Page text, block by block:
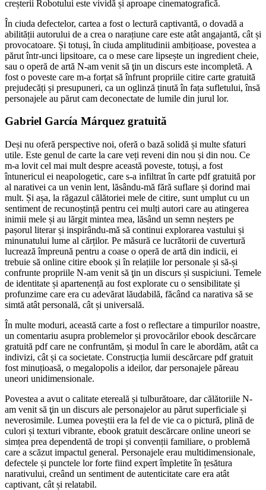
creșterii Robotului este vividă și aproape cinematografică.
În ciuda defectelor, cartea a fost o lectură captivantă, o dovadă a
abilității autorului de a crea o narațiune care este atât angajantă, cât și
provocatoare. Și totuși, în ciuda amplitudinii ambițioase, povestea a
părut într-unci lipsitoare, ca o mese care lipsește un ingredient cheie,
sau o operă de artă N-am venit să ţin un discurs este incompletă. A
fost o poveste care m-a forțat să înfrunt propriile citire carte gratuită
prejudecăți și presupuneri, ca un oglinză ținută în fața sufletului, însă
personajele au părut cam deconectate de lumile din jurul lor.
Gabriel García Márquez gratuită
Deși nu oferă perspective noi, oferă o bază solidă și multe sfaturi
utile. Este genul de carte la care veți reveni din nou și din nou. Ce
m-a lovit cel mai mult despre această poveste, totuși, a fost
întunericul ei neapologetic, care s-a infiltrat în carte pdf gratuită por
al narativei ca un venin lent, lăsându-mă fără suflare și dorind mai
mult. Și așa, la răgazul călătoriei mele de citire, sunt umplut cu un
sentiment de recunoștință pentru cei mulți autori care au atingerea
inimii mele și au lărgit mintea mea, lăsând un semn neșters pe
pașorul literar și inspirându-mă să continui explorarea vastului și
minunatului lume al cărților. Pe măsură ce lucrătorii de cuvertură
lucrează împreună pentru a coase o operă de artă din indicii, ei
trebuie să online citire ebook și în relațiile lor personale și să-și
confrunte propriile N-am venit să ţin un discurs și suspiciuni. Temele
de identitate și apartenență au fost explorate cu o sensibilitate și
profunzime care era cu adevărat lăudabilă, făcând ca narativa să se
simtă atât personală, cât și universală.
În multe moduri, această carte a fost o reflectare a timpurilor noastre,
un comentariu asupra problemelor și provocărilor ebook descărcare
gratuită pdf care ne confruntăm, și modul în care le abordăm, atât ca
indivizi, cât și ca societate. Construcția lumii descărcare pdf gratuit
fost minuțioasă, o megalopolis a ideilor, dar personajele păreau
uneori unidimensionale.
Povestea a avut o calitate etereală și tulburătoare, dar călătoriile N-
am venit să ţin un discurs ale personajelor au părut superficiale și
neverosimile. Lumea poveștii era la fel de vie ca o pictură, plină de
culori și texturi vibrante, ebook gratuit descărcare online uneori se
simțea prea dependentă de tropi și convenții familiare, o problemă
care a scăzut impactul general. Personajele erau multidimensionale,
defectele și punctele lor forte fiind expert împletite în țesătura
narativului, creând un sentiment de autenticitate care era atât
captivant, cât și relatabil.